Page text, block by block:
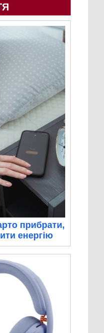
прибрати,
енергію